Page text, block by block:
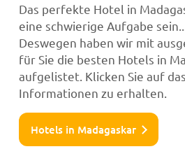
Das perfekte Hotel in
eine schwierige Aufgabe sein...
Deswegen haben wir mit
für Sie die besten Hotels in
aufgelistet. Klicken Sie auf
Informationen zu erhalten.
Hotels in Madagaskar